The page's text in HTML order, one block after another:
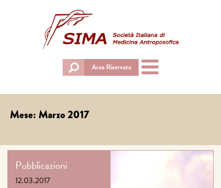
Area Riservata
Toggle
navigation
Mese: Marzo 2017
Pubblicazioni
12.03.2017